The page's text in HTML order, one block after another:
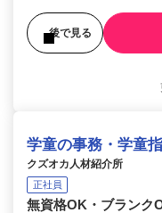
後で見る
学童の事務・学童
クズオカ人材紹介所
正社員
無資格OK・ブランク